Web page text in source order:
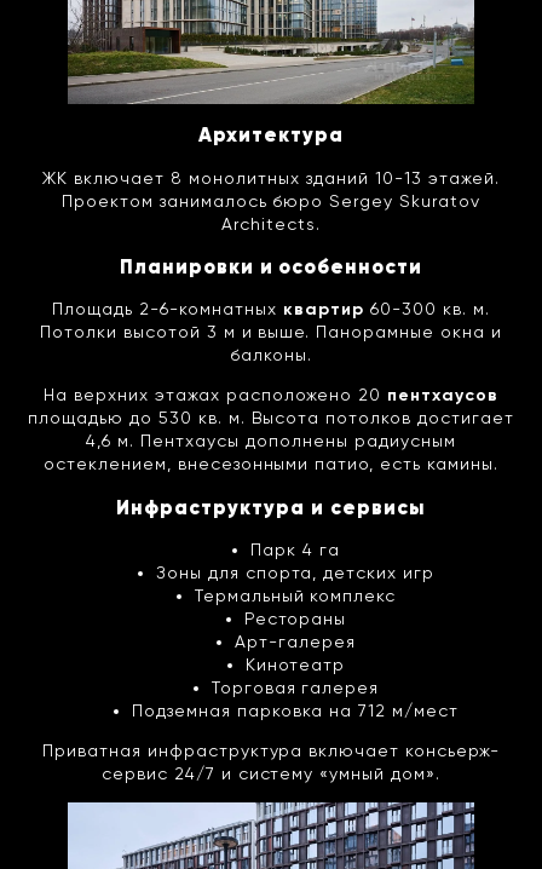
Архитектура
ЖК включает 8 монолитных зданий 10-13 этажей.
Проектом занималось бюро Sergey Skuratov
Architects.
Планировки и особенности
Площадь 2-6-комнатных квартир 60-300 кв. м.
Потолки высотой 3 м и выше. Панорамные окна и
балконы.
На верхних этажах расположено 20 пентхаусов
площадью до 530 кв. м. Высота потолков достигает
4,6 м. Пентхаусы дополнены радиусным
остеклением, внесезонными патио, есть камины.
Инфраструктура и сервисы
Парк 4 га
Зоны для спорта, детских игр
Термальный комплекс
Рестораны
Арт-галерея
Кинотеатр
Торговая галерея
Подземная парковка на 712 м/мест
Приватная инфраструктура включает консьерж-
сервис 24/7 и систему «умный дом».